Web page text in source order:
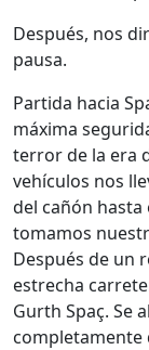
Después, nos
pausa.
Partida hacia
máxima
terror de la era
vehículos nos
del cañón
tomamos
Después de un
estrecha
Gurth Spaç. Se
completamente